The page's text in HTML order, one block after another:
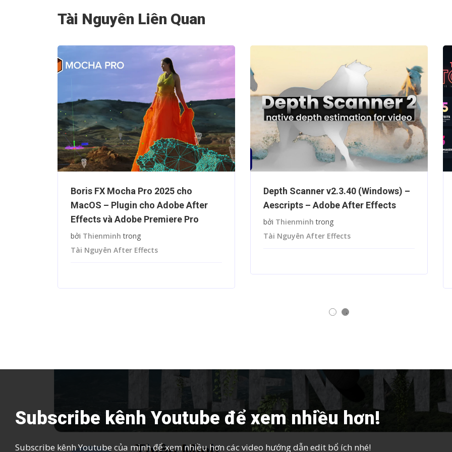
Tài Nguyên Liên Quan
Boris FX Mocha Pro 2022 – Plugin
cho Adobe After Effects và Adobe
Premiere Pro trên Windows
bởi Thienminh trong
Tài Nguyên After Effects
Videohive Motion Presets – Adobe
After Effects
bởi Thienminh trong
Tài Nguyên After Effects
Subscribe kênh Youtube để xem nhiều hơn!
Subscribe kênh Youtube của mình để xem nhiều hơn các video hướng dẫn edit bổ ích nhé!